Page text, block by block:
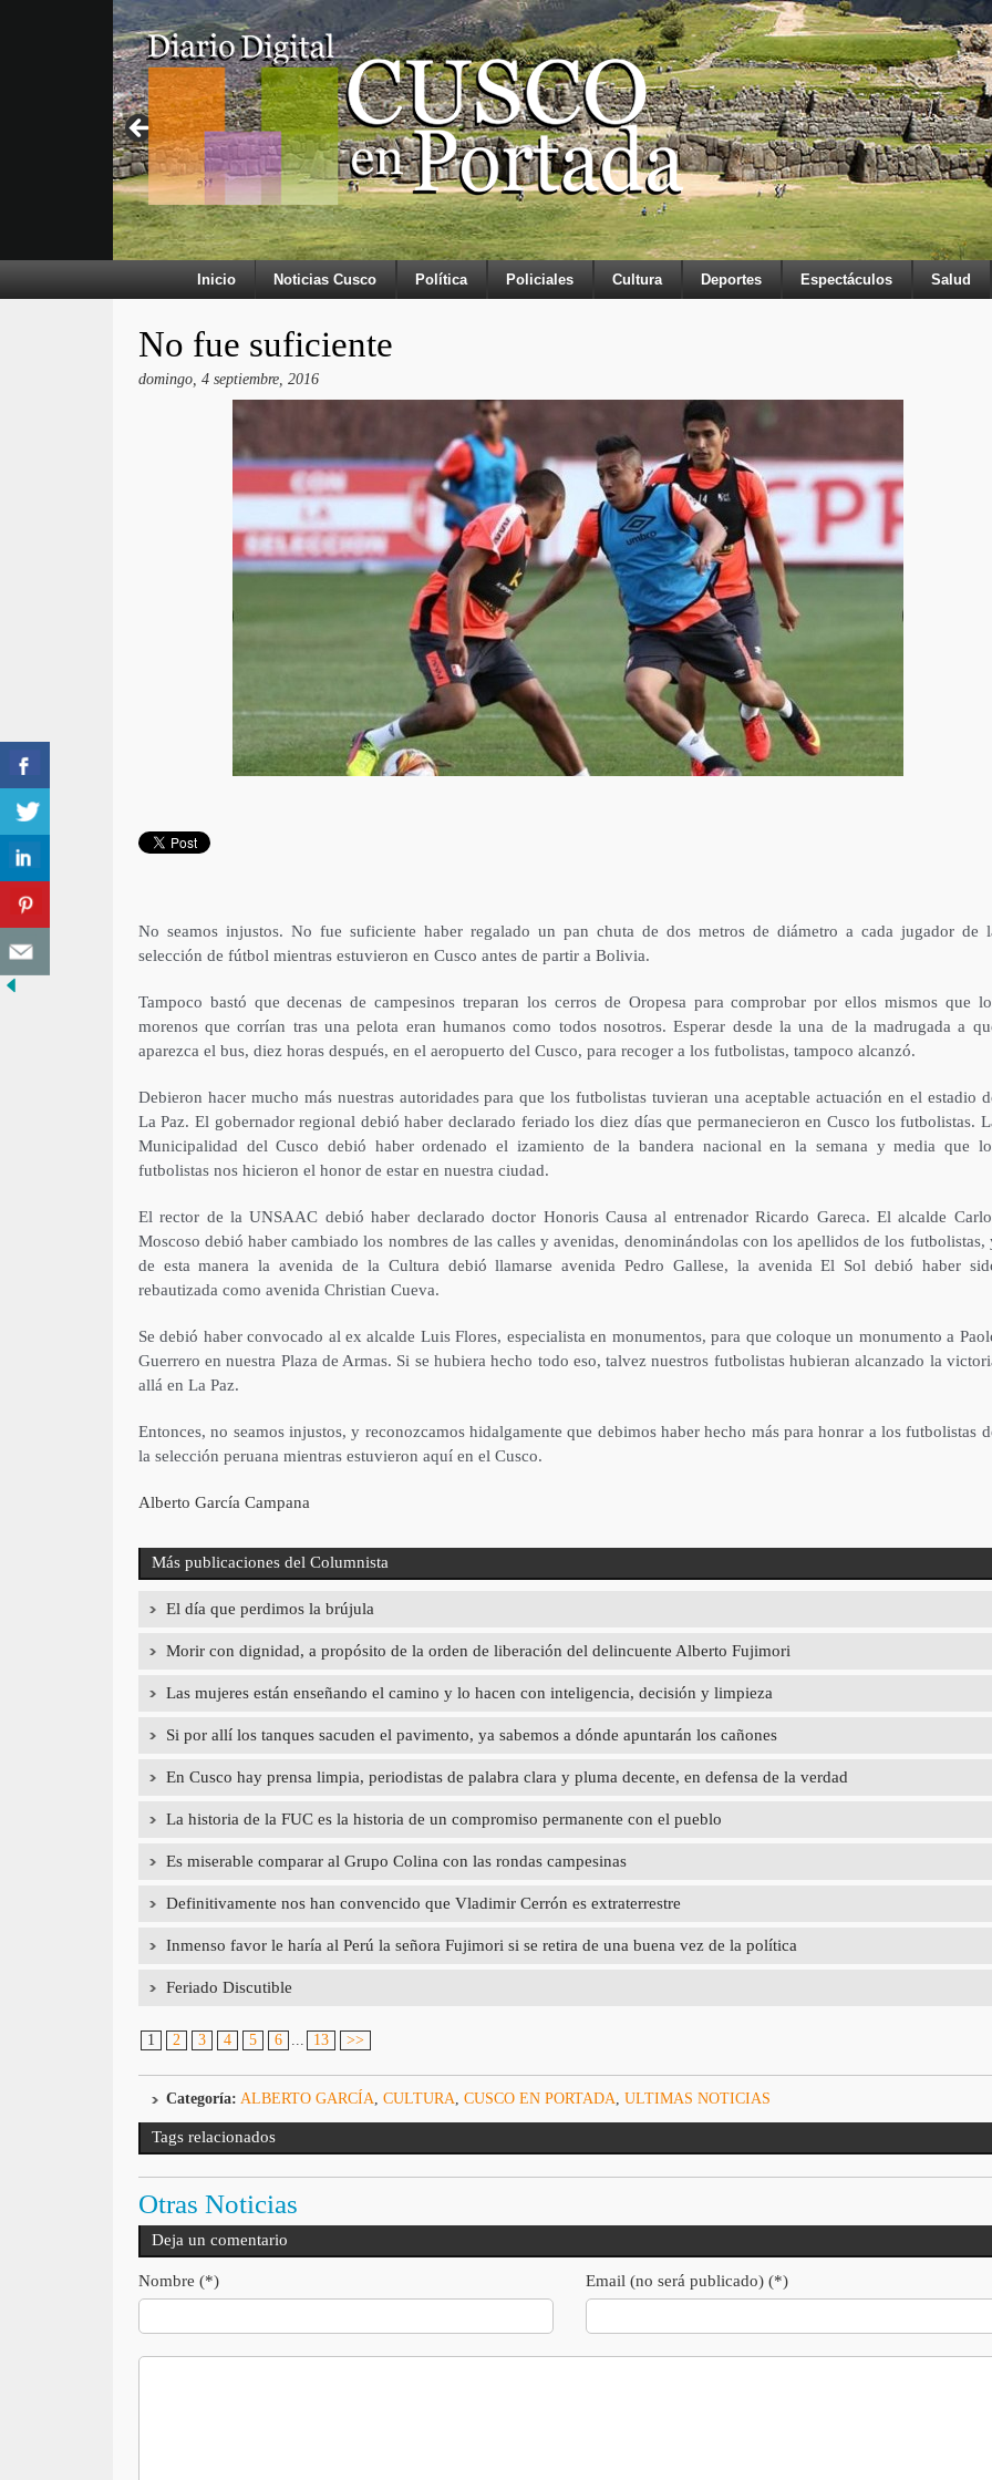
Inicio Noticias Cusco Política Policiales Cultura Deportes Espectáculos Salud
No fue suficiente
domingo, 4 septiembre, 2016
No seamos injustos. No fue suficiente haber regalado un pan chuta de dos metros de diámetro a cada jugador de
selección de fútbol mientras estuvieron en Cusco antes de partir a Bolivia.
Tampoco bastó que decenas de campesinos treparan los cerros de Oropesa para comprobar por ellos mismos que
morenos que corrían tras una pelota eran humanos como todos nosotros. Esperar desde la una de la madrugada a
aparezca el bus, diez horas después, en el aeropuerto del Cusco, para recoger a los futbolistas, tampoco alcanzó.
Debieron hacer mucho más nuestras autoridades para que los futbolistas tuvieran una aceptable actuación en el estadio
La Paz. El gobernador regional debió haber declarado feriado los diez días que permanecieron en Cusco los futbolistas.
Municipalidad del Cusco debió haber ordenado el izamiento de la bandera nacional en la semana y media que
futbolistas nos hicieron el honor de estar en nuestra ciudad.
El rector de la UNSAAC debió haber declarado doctor Honoris Causa al entrenador Ricardo Gareca. El alcalde
Moscoso debió haber cambiado los nombres de las calles y avenidas, denominándolas con los apellidos de los futbolistas,
de esta manera la avenida de la Cultura debió llamarse avenida Pedro Gallese, la avenida El Sol debió haber
rebautizada como avenida Christian Cueva.
Se debió haber convocado al ex alcalde Luis Flores, especialista en monumentos, para que coloque un monumento a
Guerrero en nuestra Plaza de Armas. Si se hubiera hecho todo eso, talvez nuestros futbolistas hubieran alcanzado la
allá en La Paz.
Entonces, no seamos injustos, y reconozcamos hidalgamente que debimos haber hecho más para honrar a los futbolistas
la selección peruana mientras estuvieron aquí en el Cusco.
Alberto García Campana
Más publicaciones del Columnista
El día que perdimos la brújula
Morir con dignidad, a propósito de la orden de liberación del delincuente Alberto Fujimori
Las mujeres están enseñando el camino y lo hacen con inteligencia, decisión y limpieza
Si por allí los tanques sacuden el pavimento, ya sabemos a dónde apuntarán los cañones
En Cusco hay prensa limpia, periodistas de palabra clara y pluma decente, en defensa de la verdad
La historia de la FUC es la historia de un compromiso permanente con el pueblo
Es miserable comparar al Grupo Colina con las rondas campesinas
Definitivamente nos han convencido que Vladimir Cerrón es extraterrestre
Inmenso favor le haría al Perú la señora Fujimori si se retira de una buena vez de la política
Feriado Discutible
1 2 3 4 5 6 13 >>
Categoría: ALBERTO GARCÍA CULTURA CUSCO EN PORTADA ULTIMAS NOTICIAS
Tags relacionados
Otras Noticias
Deja un comentario
Nombre (*) Email (no será publicado) (*)